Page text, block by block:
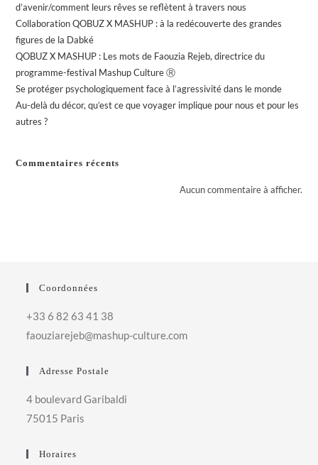
d’avenir/comment leurs rêves se reflètent à travers nous
Collaboration QOBUZ X MASHUP : à la redécouverte des grandes
figures de la Dabké
QOBUZ X MASHUP : Les mots de Faouzia Rejeb, directrice du
programme-festival Mashup Culture Ⓡ
Se protéger psychologiquement face à l’agressivité dans le monde
Au-delà du décor, qu’est ce que voyager implique pour nous et pour les
autres ?
Commentaires récents
Aucun commentaire à afficher.
Coordonnées
+33 6 82 63 41 38
faouziarejeb@mashup-culture.com​
Adresse Postale
4 boulevard Garibaldi
75015 Paris
Horaires